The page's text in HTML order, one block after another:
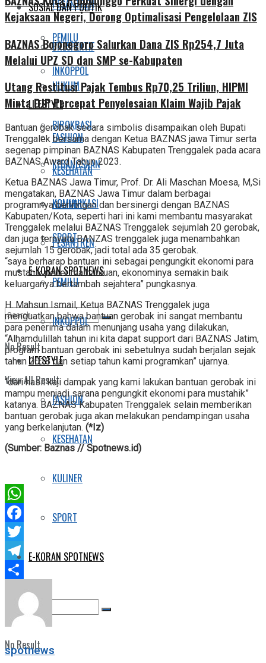
PESANTREN
PEMILU
INKOPPOL
LIFESTYLE
FASHION
KESEHATAN
KULINER
SPORT
E-KORAN SPOTNEWS
No Result
View All Result
SOSIAL DAN POLITIK
PRESPEKTIF
HUKUM
BIROKRASI
KEBANGSAAN
KOMUNIKASI
PESANTREN
PEMILU
INKOPPOL
LIFESTYLE
FASHION
KESEHATAN
KULINER
SPORT
E-KORAN SPOTNEWS
No Result
Kejaksaan Negeri, Dorong Optimalisasi Pengelolaan ZIS
BAZNAS Bojonegoro Salurkan Dana ZIS Rp254,7 Juta
Melalui UPZ SD dan SMP se-Kabupaten
Utang Restitusi Pajak Tembus Rp70,25 Triliun, HIPMI
Minta DJP Percepat Penyelesaian Klaim Wajib Pajak
Bantuan gerobak secara simbolis disampaikan oleh Bupati
Trenggalek bersama dengan Ketua BAZNAS jawa Timur serta
segenap pimpinan BAZNAS Kabupaten Trenggalek pada acara
BAZNAS Award Tahun 2023.
Ketua BAZNAS Jawa Timur, Prof. Dr. Ali Maschan Moesa, M,Si
mengatakan, BAZNAS Jawa Timur dalam berbagai
programnya beriringan dan bersinergi dengan BAZNAS
Kabupaten/Kota, seperti hari ini kami membantu masyarakat
Trenggalek melalui BAZNAS Trenggalek sejumlah 20 gerobak,
dan juga ternyata BANZAS trenggalek juga menambahkan
sejumlah 15 gerobak, jadi total ada 35 gerobak.
“saya berharap bantuan ini sebagai pengungkit ekonomi para
mustahik penerima bantuan, ekonominya semakin baik
keluarganya bertambah sejahtera” pungkasnya.
H. Mahsun Ismail, Ketua BAZNAS Trenggalek juga
menguatkan bahwa bantuan gerobak ini sangat membantu
para penerima dalam menunjang usaha yang dilakukan,
“Alhamdulillah tahun ini kita dapat support dari BAZNAS Jatim,
program bantuan gerobak ini sebetulnya sudah berjalan sejak
tahun 2018 dan setiap tahun kami programkan” ujarnya.
“dari hasil kaji dampak yang kami lakukan bantuan gerobak ini
mampu menjadi sarana pengungkit ekonomi para mustahik”
katanya. BAZNAS Kabupaten Trenggalek selain memberikan
bantuan gerobak juga akan melakukan pendampingan usaha
yang berkelanjutan. (*Iz)
(Sumber: Baznas // Spotnews.id)
WhatsApp
Facebook
Twitter
Telegram
Share
spotnews